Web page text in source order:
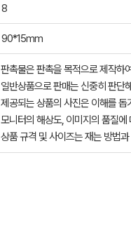
8
90*15mm
판촉물은 판촉을 목적으로 제작하
일반상품으로 판매는 신중히 판단
제공되는 상품의 사진은 이해를
모니터의 해상도, 이미지의 품질
상품 규격 및 사이즈는 재는 방법